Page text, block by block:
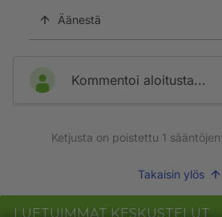
Äänestä
Kommentoi aloitusta...
Ketjusta on poistettu 1
Takaisin ylös
LUETUIMMAT KESKUSTELUT